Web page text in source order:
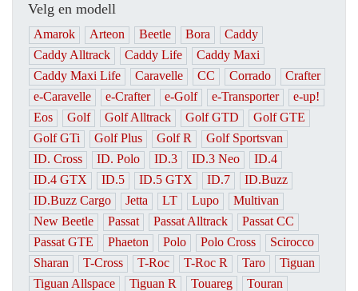
Velg en modell
Amarok Arteon Beetle Bora
Caddy
Caddy Alltrack
Caddy Life
Caddy Maxi
Caddy Maxi Life
Caravelle CC Corrado
Crafter
e-Caravelle
e-Crafter e-Golf e-Transporter
e-up!
Eos
Golf Golf Alltrack Golf GTD
Golf GTE
Golf GTi
Golf Plus Golf R
Golf Sportsvan
ID. Cross
ID. Polo ID.3 ID.3 Neo
ID.4
ID.4 GTX
ID.5 ID.5 GTX ID.7
ID.Buzz
ID.Buzz Cargo
Jetta LT Lupo
Multivan
New Beetle
Passat Passat Alltrack
Passat CC
Passat GTE
Phaeton Polo Polo Cross
Scirocco
Sharan
T-Cross T-Roc T-Roc R Taro
Tiguan
Tiguan Allspace
Tiguan R Touareg
Touran